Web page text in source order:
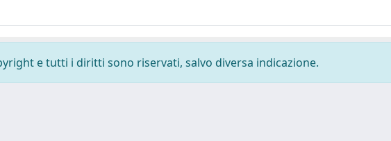
e tutti i diritti sono riservati, salvo diversa indicazione.